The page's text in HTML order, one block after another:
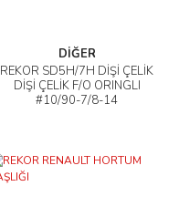
DİĞER
REKOR SD5H/7H DİŞİ ÇELİK
DİŞİ ÇELİK F/O ORINGLI
#10/90-7/8-14